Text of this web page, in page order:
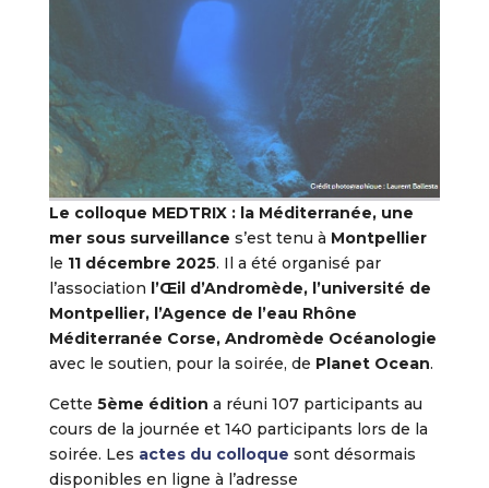
Le colloque MEDTRIX : la Méditerranée, une
mer sous surveillance s’est tenu à Montpellier
le 11 décembre 2025. Il a été organisé par
l’association l’Œil d’Andromède, l’université de
Montpellier, l’Agence de l’eau Rhône
Méditerranée Corse, Andromède Océanologie
avec le soutien, pour la soirée, de Planet Ocean.
Cette 5ème édition a réuni 107 participants au
cours de la journée et 140 participants lors de la
soirée. Les actes du colloque sont désormais
disponibles en ligne à l’adresse